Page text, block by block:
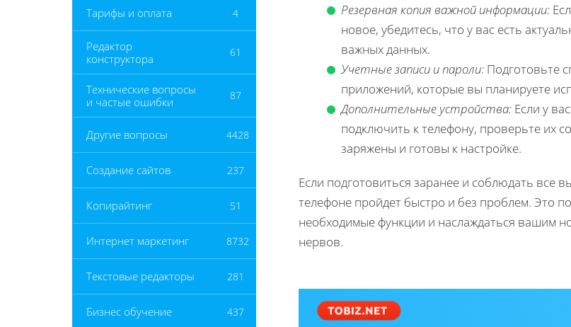
Тарифы и оплата 4
Редактор
конструктора
61
Технические вопросы
и частые ошибки
87
Другие вопросы 4428
Создание сайтов 237
Копирайтинг 51
Интернет маркетинг 8732
Текстовые редакторы 281
Бизнес обучение 437
Резервная копия важной информации:
новое, убедитесь, что у вас есть
важных данных.
Учетные записи и пароли: Подготовьте
приложений, которые вы планируете
Дополнительные устройства: Если у
подключить к телефону, проверьте их
заряжены и готовы к настройке.
Если подготовиться заранее и соблюдать все
телефоне пройдет быстро и без проблем. Это
необходимые функции и наслаждаться вашим
нервов.